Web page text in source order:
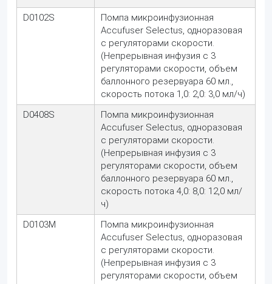
D0102S
Помпа микроинфузионная
Accufuser Selectus, одноразовая
с регуляторами скорости.
(Непрерывная инфузия с 3
регуляторами скорости, объем
баллонного резервуара 60 мл.,
скорость потока 1,0: 2,0: 3,0 мл/ч)
D0408S
Помпа микроинфузионная
Accufuser Selectus, одноразовая
с регуляторами скорости.
(Непрерывная инфузия с 3
регуляторами скорости, объем
баллонного резервуара 60 мл.,
скорость потока 4,0: 8,0: 12,0 мл/
ч)
D0103M
Помпа микроинфузионная
Accufuser Selectus, одноразовая
с регуляторами скорости.
(Непрерывная инфузия с 3
регуляторами скорости, объем